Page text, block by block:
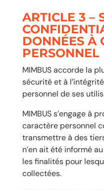
ARTICLE 3 –
DONNÉES À
PERSONNEL
MIMBUS accorde la
sécurité et à
personnel de ses
MIMBUS s’engage à
caractère personnel
transmettre à des
n’en ait été informé
les finalités pour
collectées.